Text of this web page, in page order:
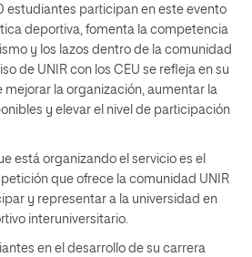
estudiantes participan en este evento
deportiva, fomenta la competencia
y los lazos dentro de la comunidad
de UNIR con los CEU se refleja en su
la organización, aumentar la
y elevar el nivel de participación
está organizando el servicio es el
que ofrece la comunidad UNIR
y representar a la universidad en
interuniversitario.
en el desarrollo de su carrera